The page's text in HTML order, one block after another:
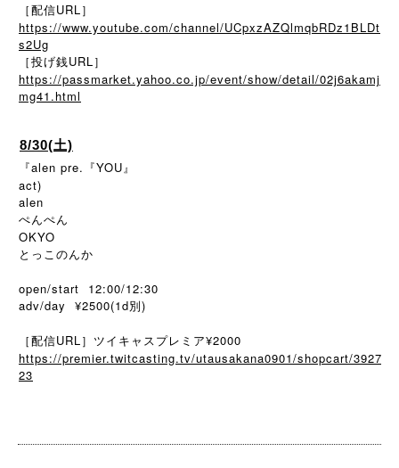
［配信URL］
https://www.youtube.com/channel/UCpxzAZQlmqbRDz1BLDt
s2Ug
［投げ銭URL］
https://passmarket.yahoo.co.jp/event/show/detail/02j6akamj
mg41.html
8/30(土)
『alen pre.『YOU』
act)
alen
ぺんぺん
OKYO
とっこのんか
open/start 12:00/12:30
adv/day ¥2500(1d別)
［配信URL］ツイキャスプレミア¥2000
https://premier.twitcasting.tv/utausakana0901/shopcart/3927
23